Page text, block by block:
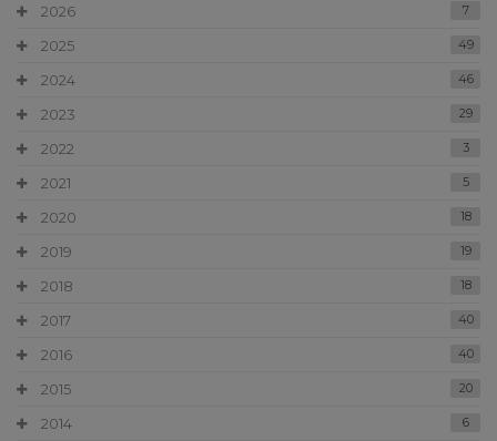
2026
7
2025 49
2024 46
2023 29
2022 3
2021 5
2020 18
2019 19
2018 18
2017 40
2016 40
2015 20
2014 6